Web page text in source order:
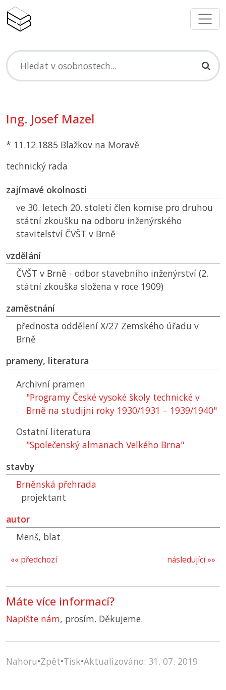
Ing. Josef Mazel
* 11.12.1885 Blažkov na Moravě
technický rada
zajímavé okolnosti
ve 30. letech 20. století člen komise pro druhou
státní zkoušku na odboru inženýrského
stavitelství ČVŠT v Brně
vzdělání
ČVŠT v Brně - odbor stavebního inženýrství (2.
státní zkouška složena v roce 1909)
zaměstnání
přednosta oddělení X/27 Zemského úřadu v
Brně
prameny, literatura
Archivní pramen
"Programy České vysoké školy technické v
Brně na studijní roky 1930/1931 – 1939/1940"
Ostatní literatura
"Společenský almanach Velkého Brna"
stavby
Brněnská přehrada
projektant
autor
Menš, blat
následující »»
«« předchozí
Máte více informací?
Napište nám, prosím. Děkujeme.
Nahoru•Zpět•Tisk•Aktualizováno: 31. 07. 2019